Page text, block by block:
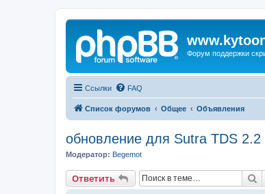
Форум поддержки
Ссылки FAQ
Список форумов Общее Объявления
обновление для Sutra TDS 2.2
Модератор: Begemot
Ответить